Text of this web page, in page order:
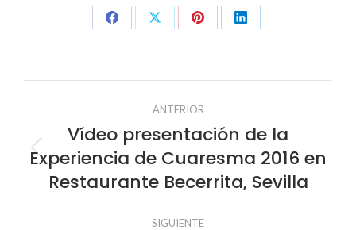
Share
Share
Share
Share
Navegación
entre
publicaciones
ANTERIOR
Publicación
anterior:
Vídeo presentación de la
Experiencia de Cuaresma 2016 en
Restaurante Becerrita, Sevilla
SIGUIENTE